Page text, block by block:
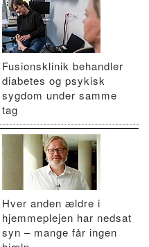
Fusionsklinik behandler
diabetes og psykisk
sygdom under samme
tag
Hver anden ældre i
hjemmeplejen har nedsat
syn – mange får ingen